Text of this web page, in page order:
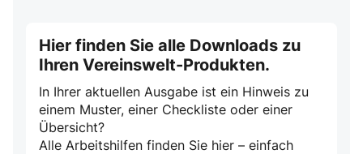
Hier finden Sie alle Downloads zu
Ihren Vereinswelt-Produkten.
In Ihrer aktuellen Ausgabe ist ein Hinweis zu
einem Muster, einer Checkliste oder einer
Übersicht?
Alle Arbeitshilfen finden Sie hier – einfach